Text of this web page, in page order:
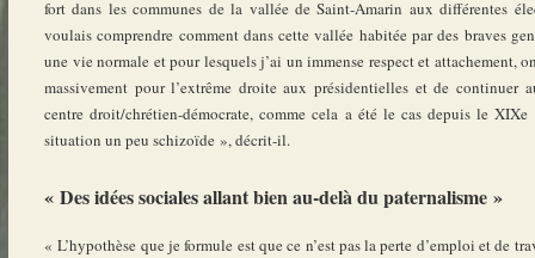
fort dans les communes de la vallée de Saint-Amarin aux différentes
voulais comprendre comment dans cette vallée habitée par des braves
une vie normale et pour lesquels j’ai un immense respect et attachement,
massivement pour l’extrême droite aux présidentielles et de continuer
centre droit/chrétien-démocrate, comme cela a été le cas depuis le
situation un peu schizoïde », décrit-il.
« Des idées sociales allant bien au-delà du paternalisme »
« L’hypothèse que je formule est que ce n’est pas la perte d’emploi et de